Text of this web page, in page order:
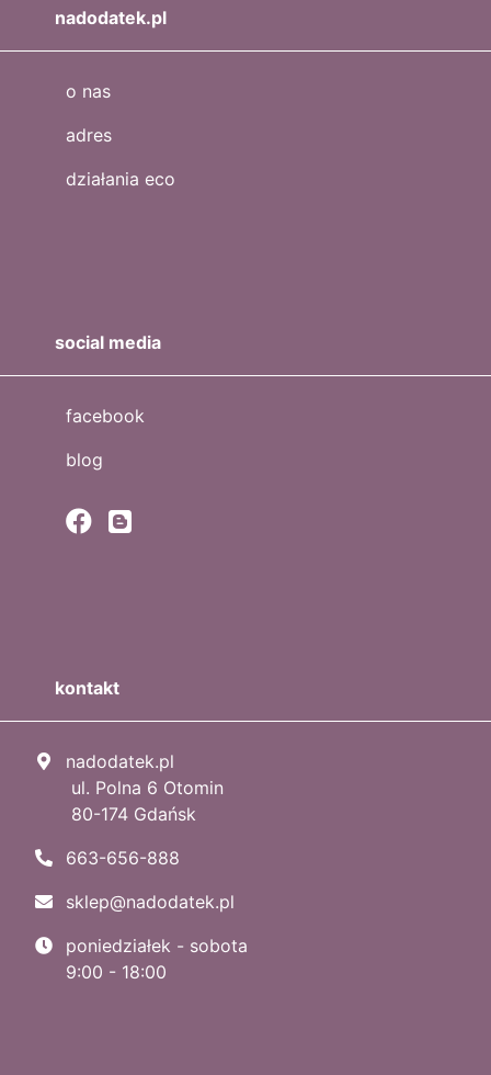
nadodatek.pl
o nas
adres
działania eco
social media
facebook
blog
kontakt
nadodatek.pl
ul. Polna 6 Otomin
80-174 Gdańsk
663-656-888
sklep@nadodatek.pl
poniedziałek - sobota
9:00 - 18:00